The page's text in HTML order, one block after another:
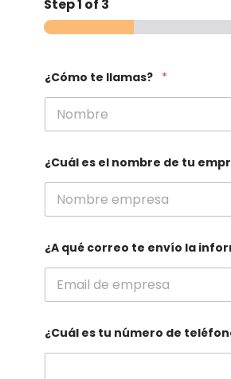
Step1 of 3
¿Cómo te llamas? *
¿Cuál es el nombre de tu
¿A qué correo te envío la
¿Cuál es tu número de